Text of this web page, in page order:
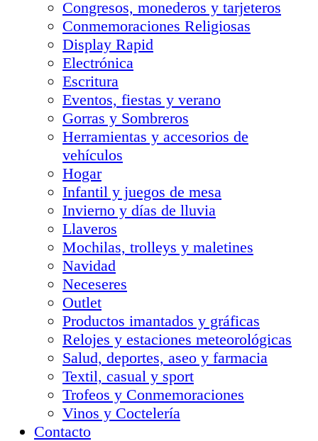
Congresos, monederos y tarjeteros
Conmemoraciones Religiosas
Display Rapid
Electrónica
Escritura
Eventos, fiestas y verano
Gorras y Sombreros
Herramientas y accesorios de
vehículos
Hogar
Infantil y juegos de mesa
Invierno y días de lluvia
Llaveros
Mochilas, trolleys y maletines
Navidad
Neceseres
Outlet
Productos imantados y gráficas
Relojes y estaciones meteorológicas
Salud, deportes, aseo y farmacia
Textil, casual y sport
Trofeos y Conmemoraciones
Vinos y Coctelería
Contacto